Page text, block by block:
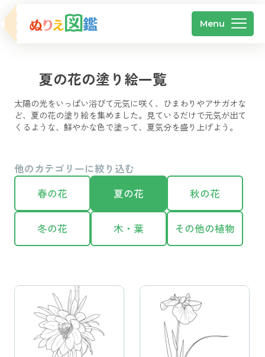
Menu
夏の花の塗り絵一覧
太陽の光をいっぱい浴びて元気に咲く、ひまわりやアサガオな
ど、夏の花の塗り絵を集めました。見ているだけで元気が出て
くるような、鮮やかな色で塗って、夏気分を盛り上げよう。
他のカテゴリーに絞り込む
春の花
夏の花 秋の花
冬の花 木・葉 その他の植物